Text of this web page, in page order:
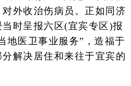
外收治伤病员。正如同济
时呈报六区(宜宾专区)报
地医卫事业服务”，造福于
解决居住和来往于宜宾的